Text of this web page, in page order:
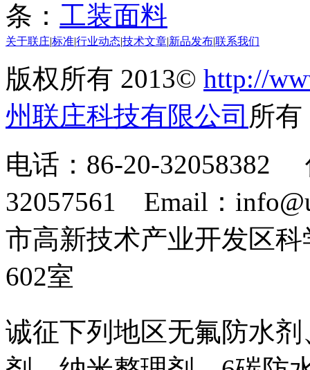
条： 工装面料
关于联庄标准行业动态技术文章 新品发布联系我们
版权所有 2013© http://
州联庄科技有限公司 所
电话：86-20-32058382
32057561 Email：
市高新技术产业开发区
602室
诚征下列地区无氟防水